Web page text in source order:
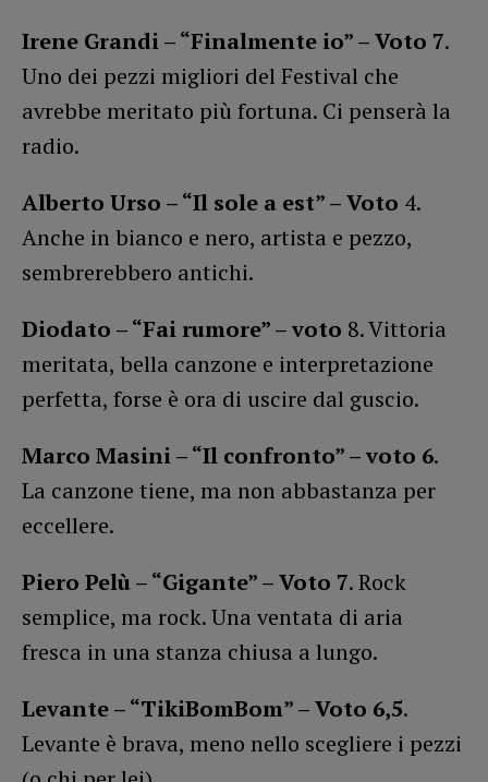
Irene Grandi – “Finalmente io” – Voto 7.
Uno dei pezzi migliori del Festival che
avrebbe meritato più fortuna. Ci penserà la
radio.
Alberto Urso – “Il sole a est” – Voto 4.
Anche in bianco e nero, artista e pezzo,
sembrerebbero antichi.
Diodato – “Fai rumore” – voto 8. Vittoria
meritata, bella canzone e interpretazione
perfetta, forse è ora di uscire dal guscio.
Marco Masini – “Il confronto” – voto 6.
La canzone tiene, ma non abbastanza per
eccellere.
Piero Pelù – “Gigante” – Voto 7. Rock
semplice, ma rock. Una ventata di aria
fresca in una stanza chiusa a lungo.
Levante – “TikiBomBom” – Voto 6,5.
Levante è brava, meno nello scegliere i pezzi